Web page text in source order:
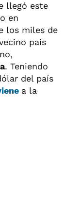
llegó este
en
los miles de
país
. Teniendo
del país
a la